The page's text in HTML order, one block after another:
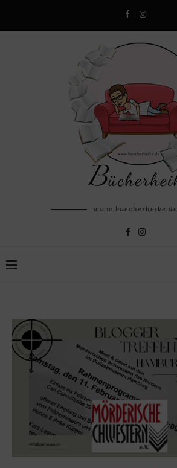
www.buecherheike.de